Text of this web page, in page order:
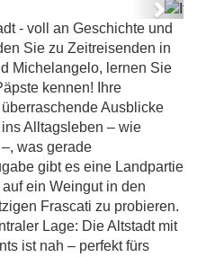
– Rom
Next
- voll an Geschichte und
Sie zu Zeitreisenden in
Michelangelo, lernen Sie
kennen! Ihre
Ausblicke
Alltagsleben – wie
was gerade
gibt es eine Landpartie
ein Weingut in den
Frascati zu probieren.
Lage: Die Altstadt mit
ist nah – perfekt fürs